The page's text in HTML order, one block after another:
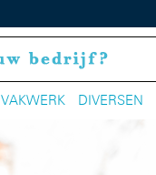
VAKWERK DIVERSEN